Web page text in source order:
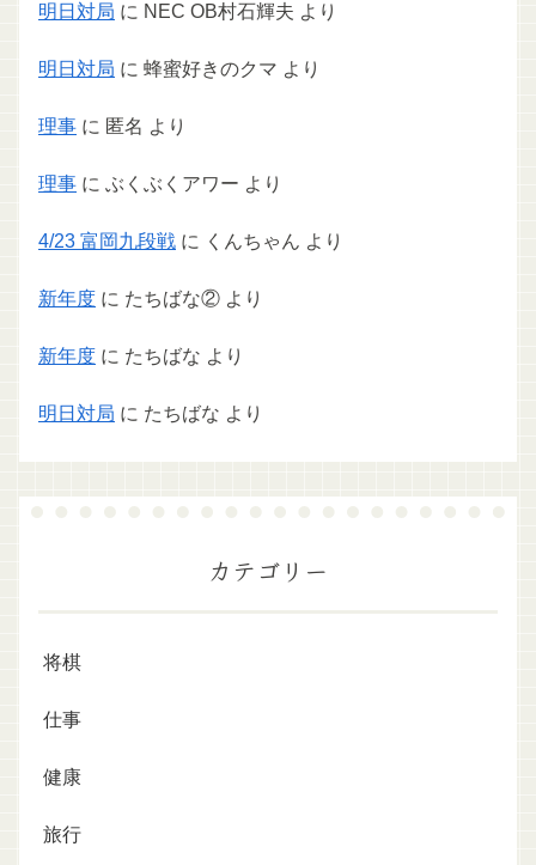
明日対局 に NEC OB村石輝夫 より
明日対局 に 蜂蜜好きのクマ より
理事 に 匿名 より
理事 に ぶくぶくアワー より
4/23 富岡九段戦 に くんちゃん より
新年度 に たちばな② より
新年度 に たちばな より
明日対局 に たちばな より
カテゴリー
将棋
仕事
健康
旅行